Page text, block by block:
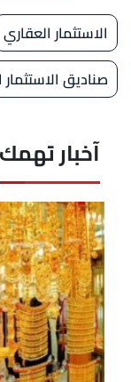
الاستثمار العقاري
صناديق
آخبار تهمك